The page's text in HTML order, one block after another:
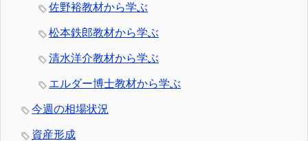
佐野裕教材から学ぶ
松本鉄郎教材から学ぶ
清水洋介教材から学ぶ
エルダー博士教材から学ぶ
今週の相場状況
資産形成